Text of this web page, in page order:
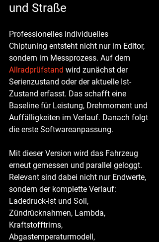
und Straße
Professionelles individuelles
Chiptuning entsteht nicht nur im Editor,
sondern im Messprozess. Auf dem
Allradprüfstand wird zunächst der
Serienzustand oder der aktuelle Ist-
Zustand erfasst. Das schafft eine
Baseline für Leistung, Drehmoment und
Auffälligkeiten im Verlauf. Danach folgt
die erste Softwareanpassung.
Mit dieser Version wird das Fahrzeug
erneut gemessen und parallel geloggt.
Relevant sind dabei nicht nur Endwerte,
sondern der komplette Verlauf:
Ladedruck-Ist und Soll,
Zündrücknahmen, Lambda,
Kraftstofftrims,
Abgastemperaturmodell,